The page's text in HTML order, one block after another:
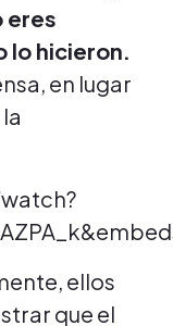
eres
lo hicieron.
en lugar
ellos
que el